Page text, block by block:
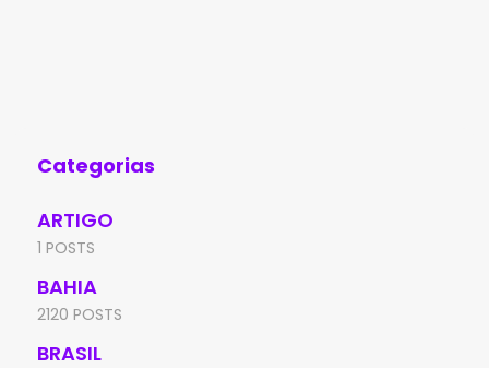
Categorias
ARTIGO
1 POSTS
BAHIA
2120 POSTS
BRASIL